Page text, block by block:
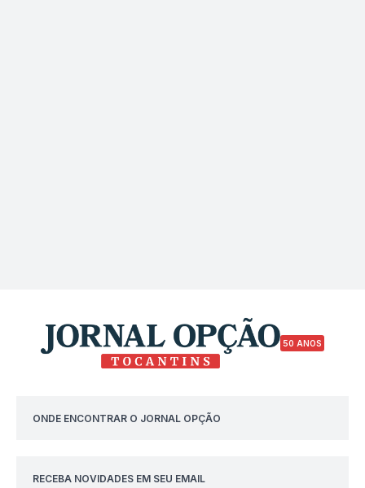
50 ANOS
ONDE ENCONTRAR O JORNAL OPÇÃO
RECEBA NOVIDADES EM SEU EMAIL